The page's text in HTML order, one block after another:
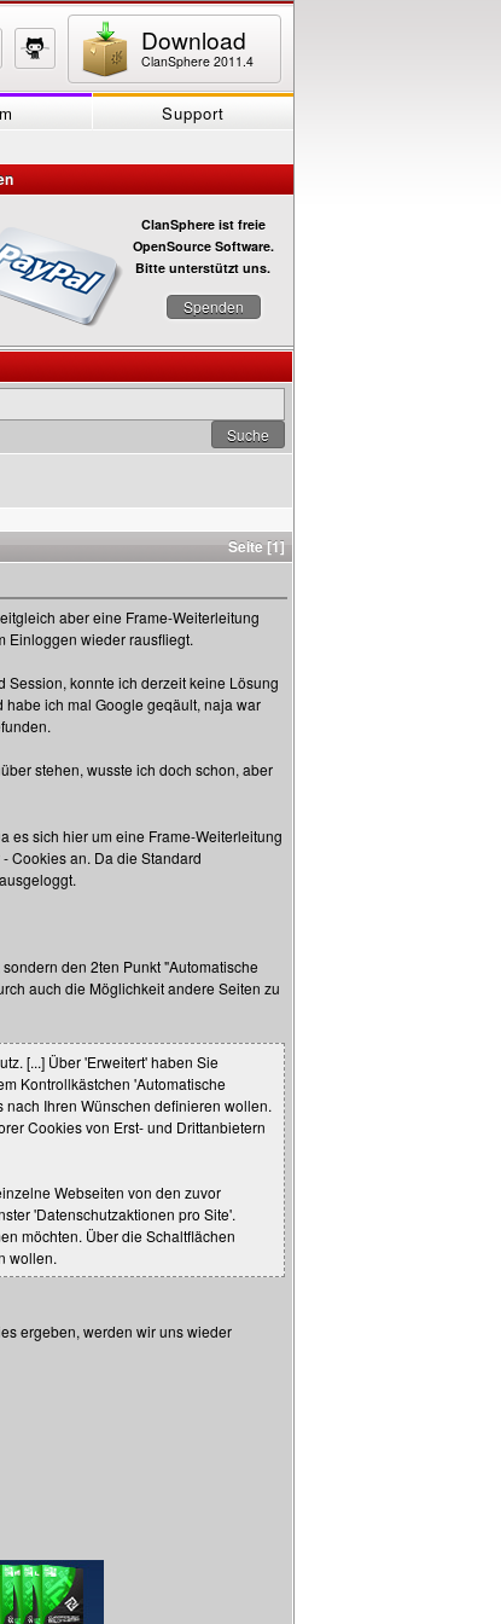
Download
ClanSphere 2011.4
Support
ClanSphere ist freie
OpenSource Software.
Bitte unterstützt uns.
Spenden
Seite [1]
aber eine Frame-Weiterleitung
Einloggen wieder rausfliegt.
konnte ich derzeit keine Lösung
ich mal Google geqäult, naja war
stehen, wusste ich doch schon, aber
es sich hier um eine Frame-Weiterleitung
Cookies an. Da die Standard
den 2ten Punkt "Automatische
auch die Möglichkeit andere Seiten zu
[...] Über 'Erweitert' haben Sie
Kontrollkästchen 'Automatische
Ihren Wünschen definieren wollen.
Cookies von Erst- und Drittanbietern
Webseiten von den zuvor
'Datenschutzaktionen pro Site'.
möchten. Über die Schaltflächen
wollen.
ergeben, werden wir uns wieder